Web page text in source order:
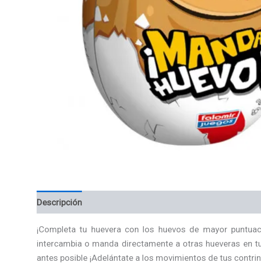
Descripción
¡Completa tu huevera con los huevos de mayor
intercambia o manda directamente a otras hueveras en
antes posible ¡Adelántate a los movimientos de tus